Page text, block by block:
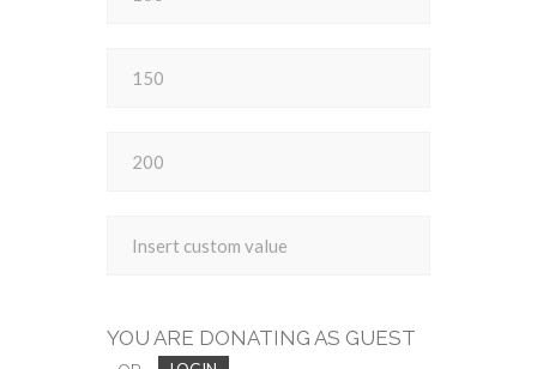
YOU ARE DONATING AS GUEST